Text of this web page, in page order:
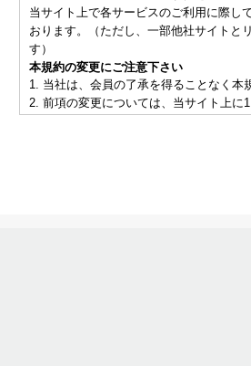
当サイト上で各サービスのご利用に際し
おります。（ただし、一部他社サイトと
す）
本規約の変更にご注意下さい
1. 当社は、会員の了承を得ることなく本
2. 前項の変更については、当サイト上に
1. 本規約の変更のケース以外に当社が
2. 前項の通知は、当サイト上に表示し